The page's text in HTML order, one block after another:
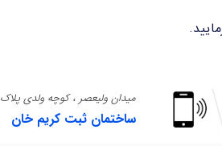
میدان ولیعصر ، کوچه ولدی پلاک ۳۹
ساختمان ثبت کریم خان